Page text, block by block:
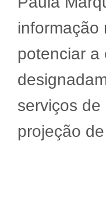
informação
potenciar a
serviços
projeção